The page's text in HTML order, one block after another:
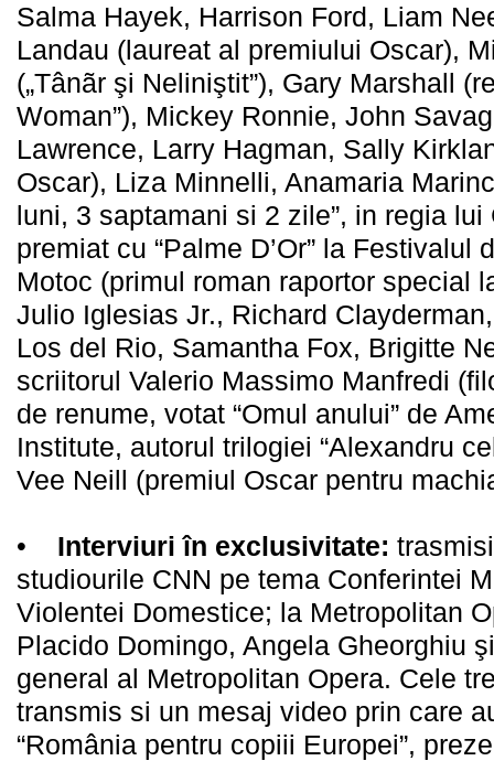
Salma Hayek, Harrison Ford, Liam
Landau (laureat al premiului Oscar),
(„Tânãr şi Neliniştit”), Gary Marshall
Woman”), Mickey Ronnie, John
Lawrence, Larry Hagman, Sally
Oscar), Liza Minnelli, Anamaria
luni, 3 saptamani si 2 zile”, in regia
premiat cu “Palme D’Or” la Festivalul
Motoc (primul roman raportor special
Julio Iglesias Jr., Richard
Los del Rio, Samantha Fox, Brigitte
scriitorul Valerio Massimo Manfredi
de renume, votat “Omul anului” de
Institute, autorul trilogiei “Alexandru
Vee Neill (premiul Oscar pentru
• Interviuri în exclusivitate:
studiourile CNN pe tema Conferintei
Violentei Domestice; la Metropolitan
Placido Domingo, Angela Gheorghiu
general al Metropolitan Opera. Cele
transmis si un mesaj video prin care
“România pentru copiii Europei”,